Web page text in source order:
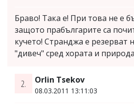
Браво! Така е! При това не е
защото прабългарите са
кучето! Странджа е резерват
"дивеч" сред хората и
2. Orlin Tsekov
08.03.2011 13:11:03